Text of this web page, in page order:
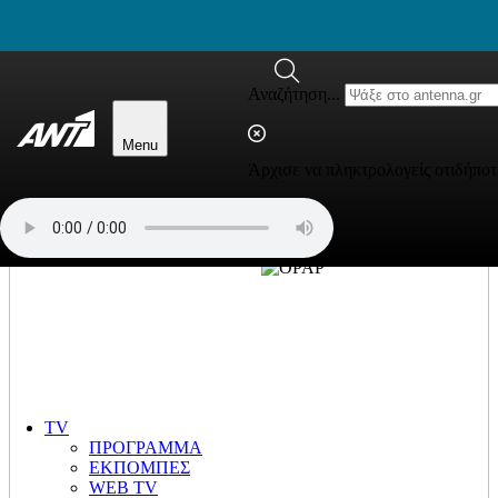
Menu
Αναζήτηση...
TV
ΠΡΟΓΡΑΜΜΑ
ΕΚΠΟΜΠΕΣ
WEB TV